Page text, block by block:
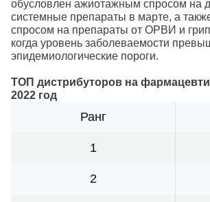
обусловлен ажиотажным спросом на
системные препараты в марте, а
спросом на препараты от ОРВИ и
когда уровень заболеваемости
эпидемиологические пороги.
ТОП дистрибуторов на
2022 год
Ранг
1
2